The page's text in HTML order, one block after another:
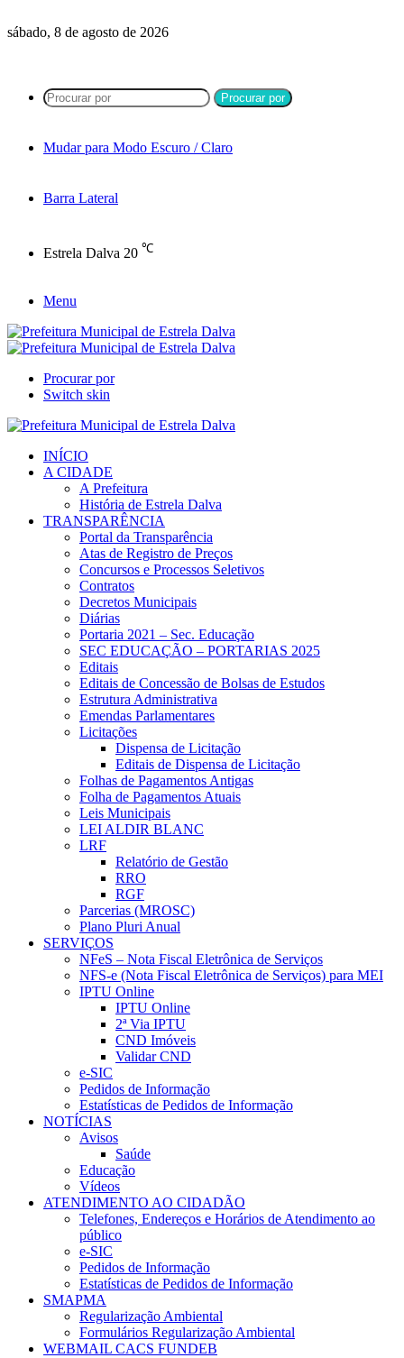
sábado, 8 de agosto de 2026
Procurar por
Mudar para Modo Escuro / Claro
Barra Lateral
Estrela Dalva 20 ℃
Menu
Procurar por
Switch skin
INÍCIO
A CIDADE
A Prefeitura
História de Estrela Dalva
TRANSPARÊNCIA
Portal da Transparência
Atas de Registro de Preços
Concursos e Processos Seletivos
Contratos
Decretos Municipais
Diárias
Portaria 2021 – Sec. Educação
SEC EDUCAÇÃO – PORTARIAS 2025
Editais
Editais de Concessão de Bolsas de Estudos
Estrutura Administrativa
Emendas Parlamentares
Licitações
Dispensa de Licitação
Editais de Dispensa de Licitação
Folhas de Pagamentos Antigas
Folha de Pagamentos Atuais
Leis Municipais
LEI ALDIR BLANC
LRF
Relatório de Gestão
RRO
RGF
Parcerias (MROSC)
Plano Pluri Anual
SERVIÇOS
NFeS – Nota Fiscal Eletrônica de Serviços
NFS-e (Nota Fiscal Eletrônica de Serviços) para MEI
IPTU Online
IPTU Online
2ª Via IPTU
CND Imóveis
Validar CND
e-SIC
Pedidos de Informação
Estatísticas de Pedidos de Informação
NOTÍCIAS
Avisos
Saúde
Educação
Vídeos
ATENDIMENTO AO CIDADÃO
Telefones, Endereços e Horários de Atendimento ao
público
e-SIC
Pedidos de Informação
Estatísticas de Pedidos de Informação
SMAPMA
Regularização Ambiental
Formulários Regularização Ambiental
WEBMAIL CACS FUNDEB